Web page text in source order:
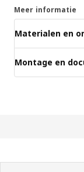
Meer informatie
Materialen en
Montage en